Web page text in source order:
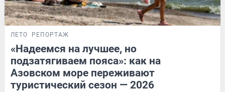
ЛЕТО РЕПОРТАЖ
«Надеемся на лучшее, но
подзатягиваем пояса»: как на
Азовском море переживают
туристический сезон — 2026